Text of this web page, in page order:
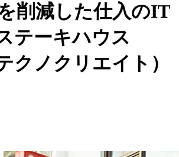
削減した仕入のIT
テーキハウス
クノクリエイト）